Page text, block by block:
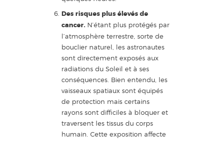
Des risques plus élevés de
cancer.N’étant plus protégés par
l’atmosphère terrestre, sorte de
bouclier naturel, les astronautes
sont directement exposés aux
radiations du Soleil et à ses
conséquences. Bien entendu, les
vaisseaux spatiaux sont équipés
de protection mais certains
rayons sont difficiles à bloquer et
traversent les tissus du corps
humain. Cette exposition affecte